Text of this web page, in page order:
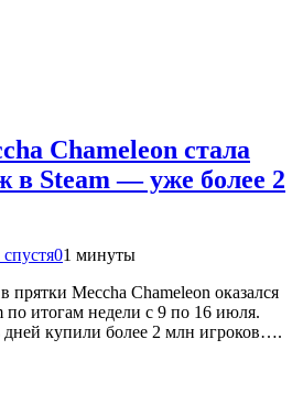
Chameleon стала
в Steam — уже более 2
01 минуты
Meccha Chameleon оказался
по итогам недели с 9 по 16 июля.
дней купили более 2 млн игроков….